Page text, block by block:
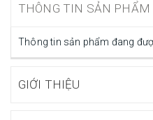
THÔNG TIN SẢN PHẨM
Thông tin sản phẩm đang
GIỚI THIỆU